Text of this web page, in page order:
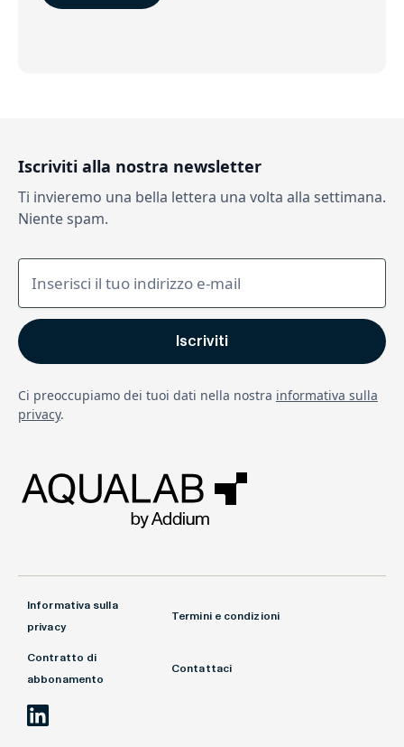
Iscriviti alla nostra newsletter
Ti invieremo una bella lettera una volta alla settimana.
Niente spam.
Ci preoccupiamo dei tuoi dati nella nostra informativa sulla
privacy.
Informativa sulla
privacy
Termini e condizioni
Contratto di
abbonamento
Contattaci